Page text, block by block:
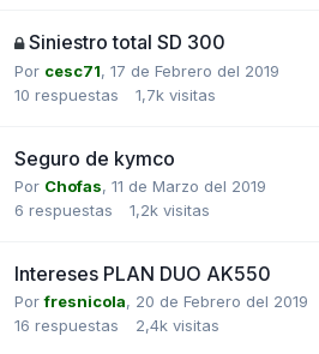
Siniestro total SD 300
Por cesc71, 17 de Febrero del 2019
10 respuestas 1,7k visitas
Seguro de kymco
Por Chofas, 11 de Marzo del 2019
6 respuestas 1,2k visitas
Intereses PLAN DUO AK550
Porfresnicola, 20 de Febrero del 2019
16 respuestas 2,4k visitas